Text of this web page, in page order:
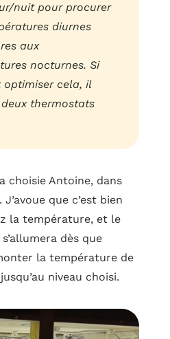
nuit pour procurer
diurnes
aux
nocturnes. Si
optimiser cela, il
thermostats
choisie Antoine, dans
que c’est bien
la température, et le
dès que
la température de
niveau choisi.